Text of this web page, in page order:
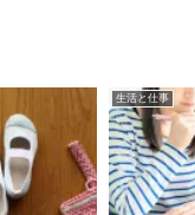
生活と仕事